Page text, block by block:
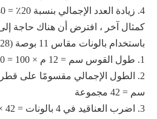
4. زيادة العدد الإجمالي بنسبة 20٪ = 240 × 120٪ = 288 بالونًا
باستخدام بالونات مقاس 11 بوصة (28 سم) ......
1. طول القوس سم = 12 م × 100 = 1200 سم
سم = 42 مجموعة
3. اضرب العناقيد في 4 بالونات = 42 × 4 = 168 بالونًا